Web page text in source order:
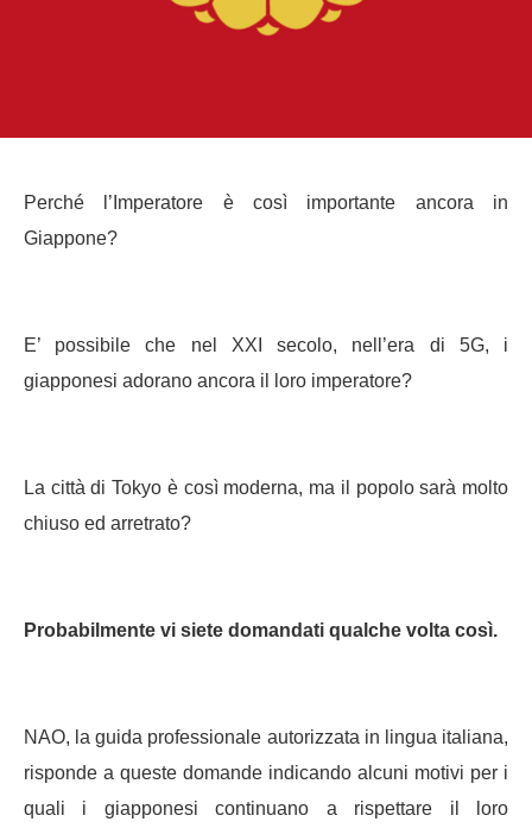
Perché l’Imperatore è così importante ancora in
Giappone?
E’ possibile che nel XXI secolo, nell’era di 5G, i
giapponesi adorano ancora il loro imperatore?
La città di Tokyo è così moderna, ma il popolo sarà molto
chiuso ed arretrato?
Probabilmente vi siete domandati qualche volta così.
NAO, la guida professionale autorizzata in lingua italiana,
risponde a queste domande indicando alcuni motivi per i
quali i giapponesi continuano a rispettare il loro